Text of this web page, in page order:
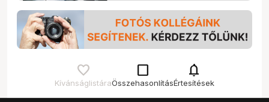
Kívánságlistára
check_box_outline_blank
Összehasonlítás
notifications
Értesítések